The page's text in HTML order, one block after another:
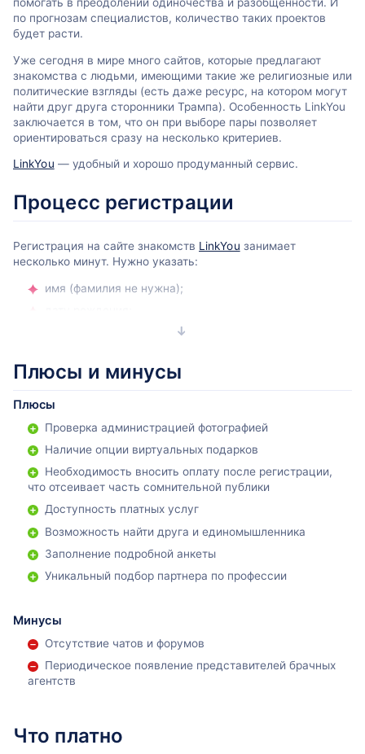
по прогнозам специалистов, количество таких проектов
будет расти.
Уже сегодня в мире много сайтов, которые предлагают
знакомства с людьми, имеющими такие же религиозные или
политические взгляды (есть даже ресурс, на котором могут
найти друг друга сторонники Трампа). Особенность LinkYou
заключается в том, что он при выборе пары позволяет
ориентироваться сразу на несколько критериев.
LinkYou — удобный и хорошо продуманный сервис.
Процесс регистрации
Регистрация на сайте знакомств LinkYou занимает
несколько минут. Нужно указать:
имя (фамилия не нужна);
страну и город проживания;
отрасль, в которой вы работаете;
цель знакомства (дружба, создание семьи);
национальность (можно выбрать опцию, чтобы эта
графа была видна только людям той же национальности);
религиозные взгляды.
После заполнения всех пунктов — они являются
обязательными — в нижней части страницы пишется, что
еще одну анкету, чтобы потенциальный партнер узнал о вас
больше.
Плюсы и минусы
Плюсы
Проверка администрацией фотографией
Наличие опции виртуальных подарков
Необходимость вносить оплату после регистрации,
что отсеивает часть сомнительной публики
Доступность платных услуг
Возможность найти друга и единомышленника
Заполнение подробной анкеты
Уникальный подбор партнера по профессии
Минусы
Отсутствие чатов и форумов
Периодическое появление представителей брачных
агентств
Что платно